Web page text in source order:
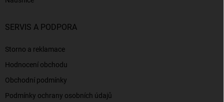
SERVIS A PODPORA
Storno a reklamace
Hodnocení obchodu
Obchodní podmínky
Podmínky ochrany osobních údajů